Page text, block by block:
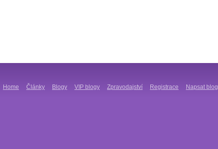
Home Články Blogy VIP blogy Zpravodajství Registrace Napsat blog